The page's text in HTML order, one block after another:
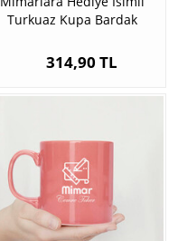
Turkuaz Kupa Bardak
314,90 TL